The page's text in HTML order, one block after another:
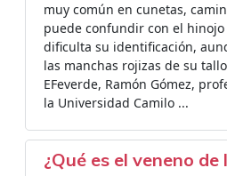
muy común en cunetas,
puede confundir con el
dificulta su identificación,
las manchas rojizas de su
EFeverde, Ramón Gómez,
la Universidad Camilo ...
¿Qué es el veneno de